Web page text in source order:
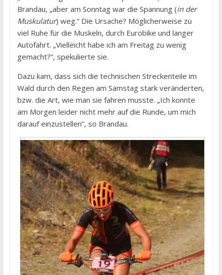
Brandau, „aber am Sonntag war die Spannung (in der
Muskulatur) weg.“ Die Ursache? Möglicherweise zu
viel Ruhe für die Muskeln, durch Eurobike und langer
Autofahrt. „Vielleicht habe ich am Freitag zu wenig
gemacht?“, spekulierte sie.
Dazu kam, dass sich die technischen Streckenteile im
Wald durch den Regen am Samstag stark veränderten,
bzw. die Art, wie man sie fahren musste. „Ich konnte
am Morgen leider nicht mehr auf die Runde, um mich
darauf einzustellen“, so Brandau.